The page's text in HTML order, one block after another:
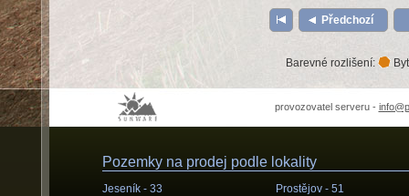
Předchozí
Barevné rozlišení:
provozovatel serveru -
Pozemky na prodej podle lokality
Jeseník - 33
Prostějov - 51